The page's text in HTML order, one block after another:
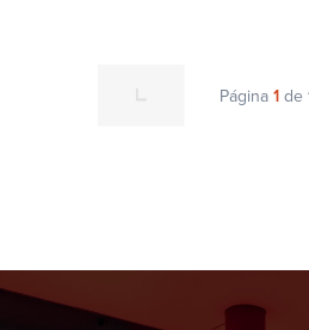
Página1de